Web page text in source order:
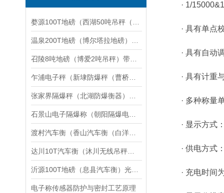
电子称传感器防护与密封工艺原理
· 1/15000&1/
· 具有单点校
· 具有自动调
· 具有计重与
· 多种称量单
· 显示方式：
· 供电方式：
· 充电时间为